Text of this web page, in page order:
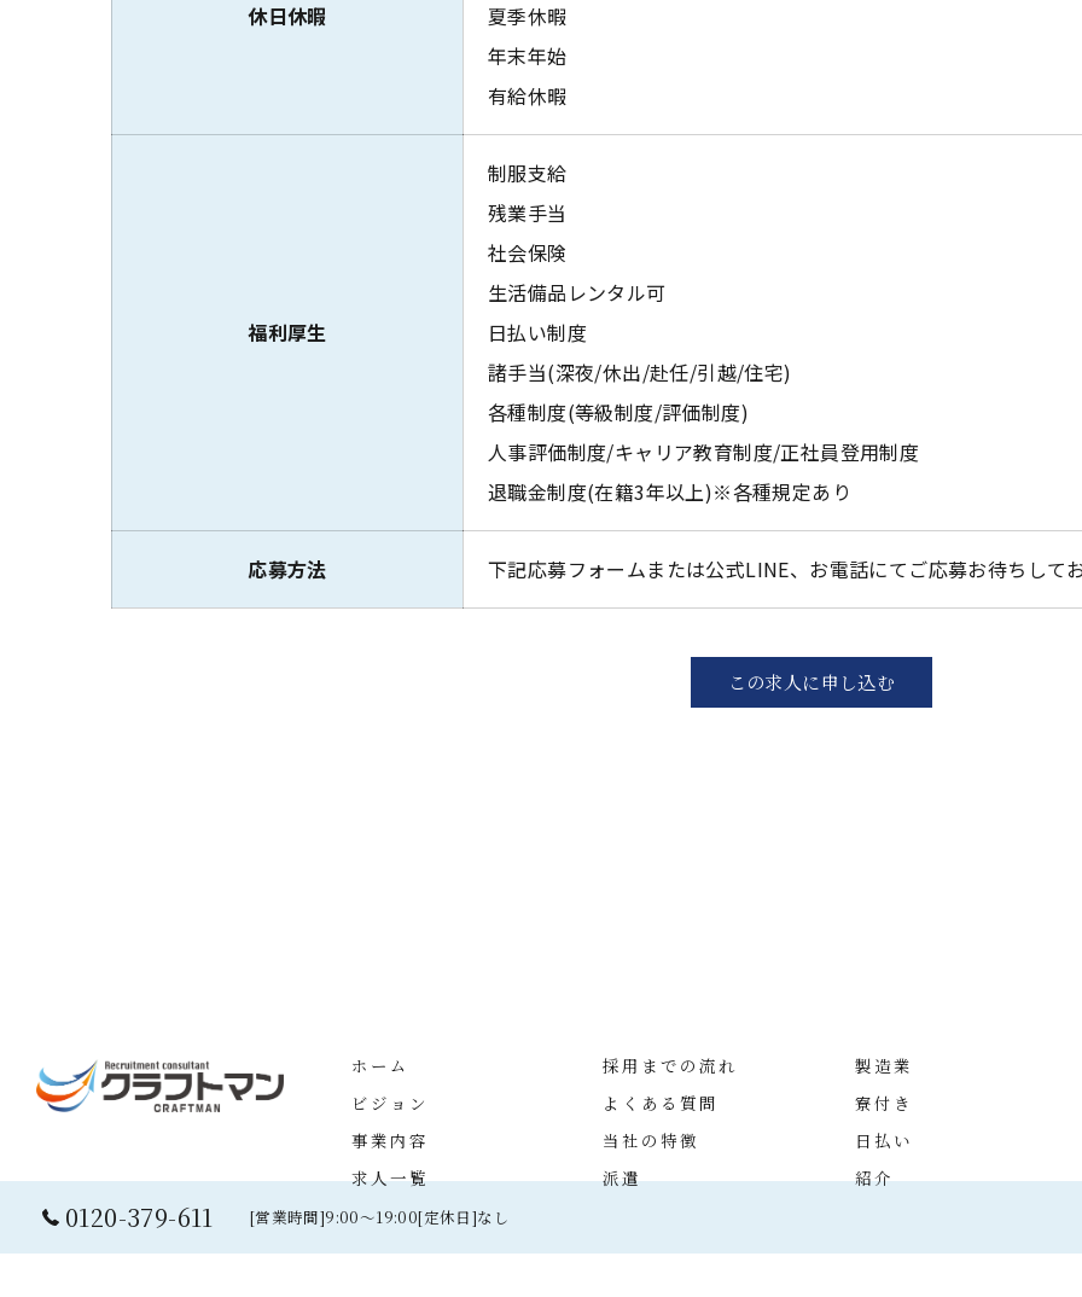
休日休暇
夏季休暇
年末年始
有給休暇
福利厚生
制服支給
残業手当
社会保険
生活備品レンタル可
日払い制度
諸手当(深夜/休出/赴任/引越/住宅)
各種制度(等級制度/評価制度)
人事評価制度/キャリア教育制度/正社員登用制度
退職金制度(在籍3年以上)※各種規定あり
応募方法 下記応募フォームまたは公式LINE、お電話にてご応募お待ちしてお
この求人に申し込む
0120-379-611 [営業時間]9:00～19:00[定休日]なし
ホーム
ビジョン
事業内容
求人一覧
採用までの流れ
よくある質問
当社の特徴
派遣
製造業
寮付き
日払い
紹介